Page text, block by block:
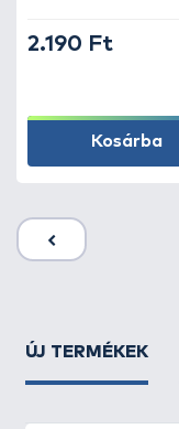
2.190 Ft
Kosárba
ÚJ TERMÉKEK